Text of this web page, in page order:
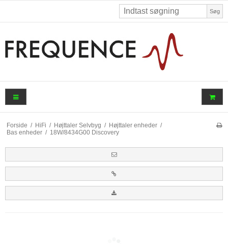
Søg
Forside / HiFi / Højttaler Selvbyg / Højttaler enheder /
Bas enheder / 18W/8434G00 Discovery